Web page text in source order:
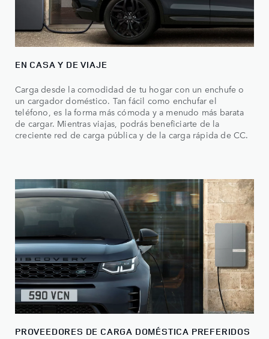
EN CASA Y DE VIAJE
Carga desde la comodidad de tu hogar con un enchufe o
un cargador doméstico. Tan fácil como enchufar el
teléfono, es la forma más cómoda y a menudo más barata
de cargar. Mientras viajas, podrás beneficiarte de la
creciente red de carga pública y de la carga rápida de CC.
PROVEEDORES DE CARGA DOMÉSTICA PREFERIDOS